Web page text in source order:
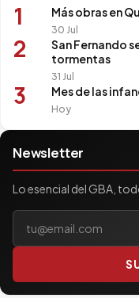
1 Más obras en
30 Jul
2
San Fernando
tormentas
31 Jul
3 Mes de las
Hoy
Newsletter
Lo esencial del GBA,